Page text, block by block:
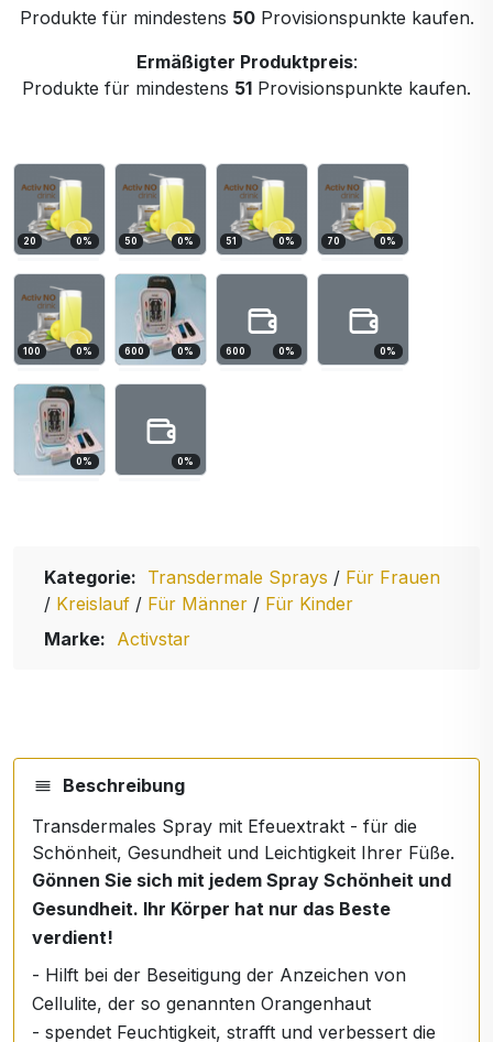
Produkte für mindestens 50Provisionspunkte kaufen.
Ermäßigter Produktpreis:
Produkte für mindestens 51 Provisionspunkte kaufen.
20 0% 50 0% 51 0% 70 0%
100 0% 600 0% 600 0% 0%
0% 0%
Kategorie: Transdermale Sprays / Für Frauen
/ Kreislauf / Für Männer / Für Kinder
Marke: Activstar
Beschreibung
Transdermales Spray mit Efeuextrakt - für die
Schönheit, Gesundheit und Leichtigkeit Ihrer Füße.
Gönnen Sie sich mit jedem Spray Schönheit und
Gesundheit. Ihr Körper hat nur das Beste
verdient!
- Hilft bei der Beseitigung der Anzeichen von
Cellulite, der so genannten Orangenhaut
- spendet Feuchtigkeit, strafft und verbessert die